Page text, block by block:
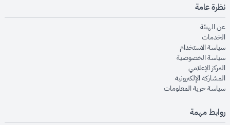
نظرة عامة
عن الهيئةopens in new window
الخدماتopens in new window
سياسة الاستخدام
سياسة الخصوصيةopens in new window
المركز الإعلاميopens in new window
المشاركة الإلكترونيةopens in new window
سياسة حرية المعلوماتopens in new window
روابط مهمة